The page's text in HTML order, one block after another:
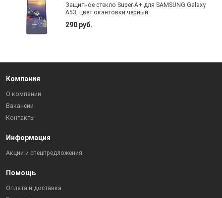
Защитное стекло Super-A+ для SAMSUNG Galaxy
A53, цвет окантовки черный
290 руб.
Компания
О компании
Вакансии
Контакты
Информация
Акции и спецпредложения
Помощь
Оплата и доставка